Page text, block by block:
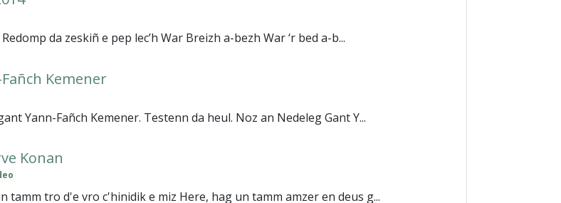
da zeskiñ e pep lec’h War Breizh a-bezh War ‘r bed a-b...
Kemener
Yann-Fañch Kemener. Testenn da heul. Noz an Nedeleg Gant Y...
Konan
tamm tro d'e vro c'hinidik e miz Here, hag un tamm amzer en deus g...